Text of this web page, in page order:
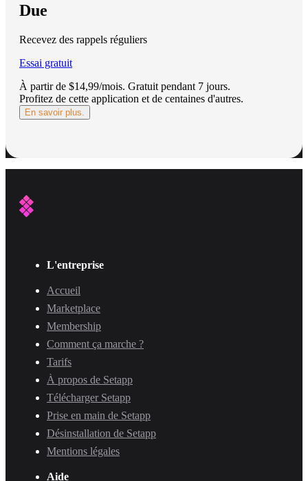
Due
Recevez des rappels réguliers
Essai gratuit
À partir de $14,99/mois. Gratuit pendant 7 jours.
Profitez de cette application et de centaines d'autres.
En savoir plus.
L'entreprise
Accueil
Marketplace
Membership
Comment ça marche ?
Tarifs
À propos de Setapp
Télécharger Setapp
Prise en main de Setapp
Désinstallation de Setapp
Mentions légales
Aide